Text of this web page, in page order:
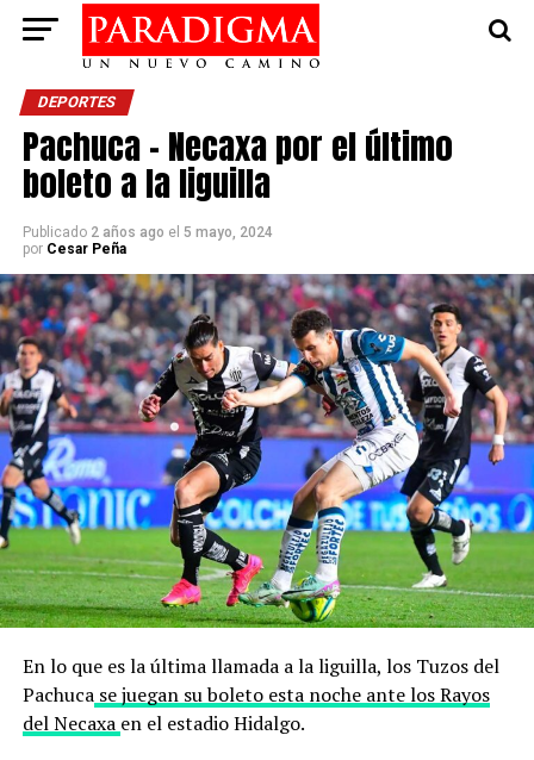
DEPORTES
Pachuca – Necaxa por el último
boleto a la liguilla
Publicado 2 años ago el 5 mayo, 2024
por Cesar Peña
En lo que es la última llamada a la liguilla, los Tuzos del
Pachucase juegan su boleto esta noche ante los Rayos
del Necaxa en el estadio Hidalgo.